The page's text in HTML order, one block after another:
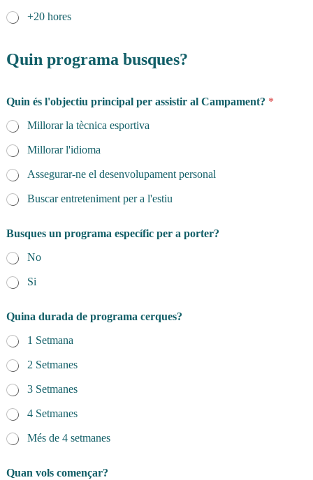
+20 hores
Quin programa busques?
a
s
*
C
o
g
n
s
Quin és l'objectiu principal per assistir al Campament? *
Millorar la tècnica esportiva
Millorar l'idioma
Assegurar-ne el desenvolupament personal
Buscar entreteniment per a l'estiu
Busques un programa específic per a porter?
No
Si
Quina durada de programa cerques?
1 Setmana
2 Setmanes
3 Setmanes
4 Setmanes
Més de 4 setmanes
Quan vols començar?